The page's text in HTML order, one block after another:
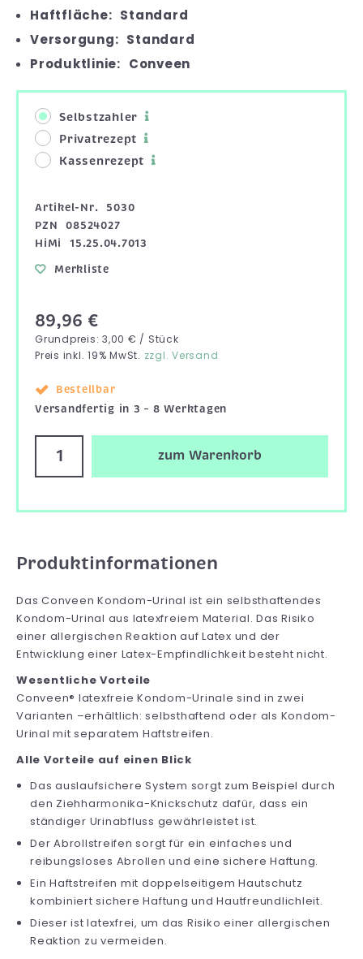
Haftfläche: Standard
Versorgung: Standard
Produktlinie: Conveen
Selbstzahler
Privatrezept
Kassenrezept
Artikel-Nr.
5030
PZN
08524027
HiMi
15.25.04.7013
Merkliste
89,96 €
Grundpreis: 3,00 € / Stück
Preis inkl. 19% MwSt. zzgl. Versand
Bestellbar
Versandfertig in 3 – 8 Werktagen
zum Warenkorb
Produktinformationen
Das Conveen Kondom-Urinal ist ein selbsthaftendes
Kondom-Urinal aus latexfreiem Material. Das Risiko
einer allergischen Reaktion auf Latex und der
Entwicklung einer Latex-Empfindlichkeit besteht nicht.
Wesentliche Vorteile
Conveen® latexfreie Kondom-Urinale sind in zwei
Varianten –erhältlich: selbsthaftend oder als Kondom-
Urinal mit separatem Haftstreifen.
Alle Vorteile auf einen Blick
Das auslaufsichere System sorgt zum Beispiel durch
den Ziehharmonika-Knickschutz dafür, dass ein
ständiger Urinabfluss gewährleistet ist.
Der Abrollstreifen sorgt für ein einfaches und
reibungsloses Abrollen und eine sichere Haftung.
Ein Haftstreifen mit doppelseitigem Hautschutz
kombiniert sichere Haftung und Hautfreundlichleit.
Dieser ist latexfrei, um das Risiko einer allergischen
Reaktion zu vermeiden.